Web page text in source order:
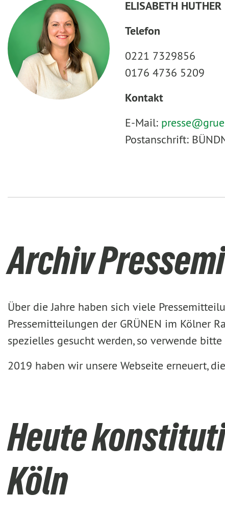
ELISABETH HUTHER
Telefon
0221 7329856
0176 4736 5209
Kontakt
E-Mail: presse@
Postanschrift:
Archiv
Über die Jahre haben sich viele
Pressemitteilungen der GRÜNEN im Kölner
spezielles gesucht werden, so verwende
2019 haben wir unsere Webseite erneuert,
Heute
Köln